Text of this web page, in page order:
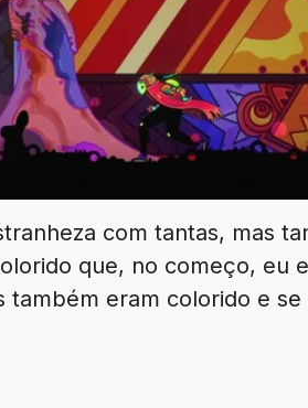
com tantas, mas
que, no começo, eu
eram colorido e